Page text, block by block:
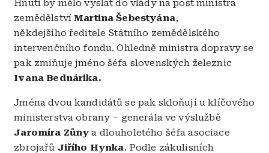
Hnutí by mělo vyslat do vlády na post ministra
zemědělstvíMartina Šebestyána,
někdejšího ředitele Státního zemědělského
intervenčního fondu. Ohledně ministra dopravy se
pak zmiňuje jméno šéfa slovenských železnic
Ivana Bednárika.
Jména dvou kandidátů se pak skloňují u klíčového
ministerstva obrany – generála ve výslužbě
Jaromíra Zůny a dlouholetého šéfa asociace
zbrojařů Jiřího Hynka. Podle zákulisních